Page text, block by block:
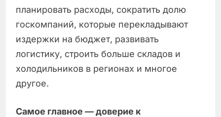
планировать расходы, сократить долю
госкомпаний, которые перекладывают
издержки на бюджет, развивать
логистику, строить больше складов и
холодильников в регионах и многое
другое.
Самое главное — доверие к